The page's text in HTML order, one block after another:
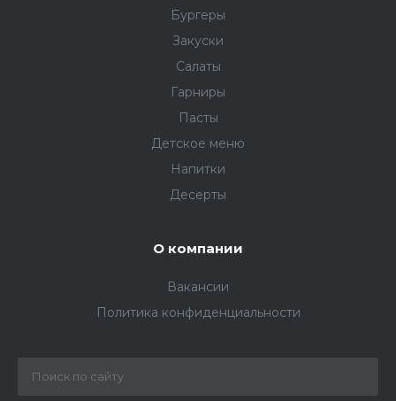
Бургеры
Закуски
Салаты
Гарниры
Пасты
Детское меню
Напитки
Десерты
О компании
Вакансии
Политика конфиденциальности